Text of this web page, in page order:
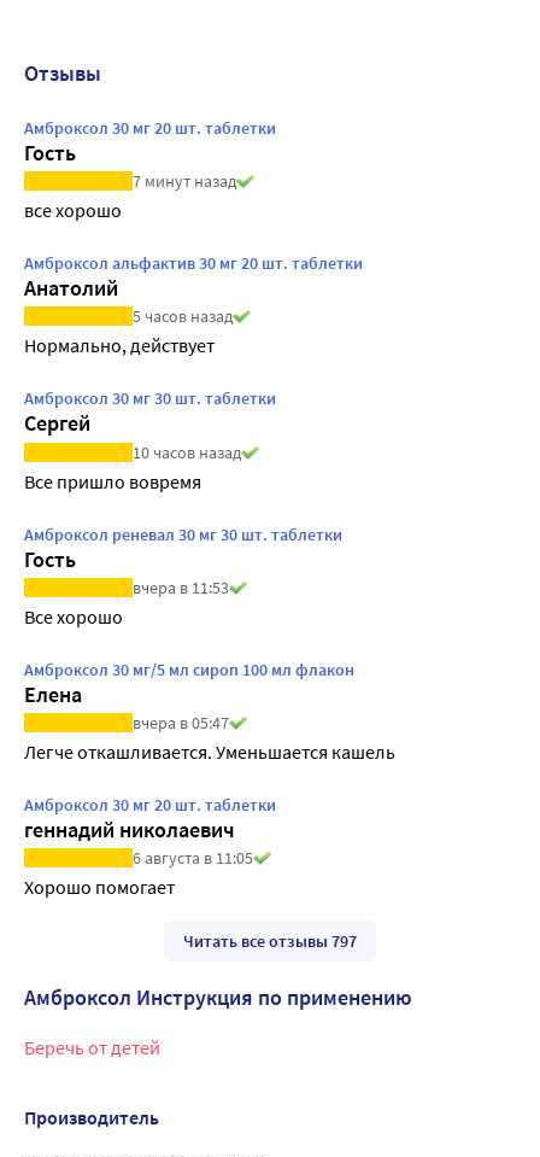
Отзывы
Амброксол 30 мг 20 шт. таблетки
Гость
7 минут назад
все хорошо
Амброксол альфактив 30 мг 20 шт. таблетки
Анатолий
5 часов назад
Нормально, действует
Амброксол 30 мг 30 шт. таблетки
Сергей
10 часов назад
Все пришло вовремя
Амброксол реневал 30 мг 30 шт. таблетки
Гость
вчера в 11:53
Все хорошо
Амброксол 30 мг/5 мл сироп 100 мл флакон
Елена
вчера в 05:47
Легче откашливается. Уменьшается кашель
Амброксол 30 мг 20 шт. таблетки
геннадий николаевич
6 августа в 11:05
Хорошо помогает
Читать все отзывы 797
Амброксол Инструкция по применению
Беречь от детей
Производитель